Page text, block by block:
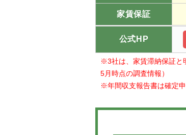
家賃保証
公式HP
※3社は、家賃滞納保証と
5月時点の調査情報）
※年間収支報告書は確定